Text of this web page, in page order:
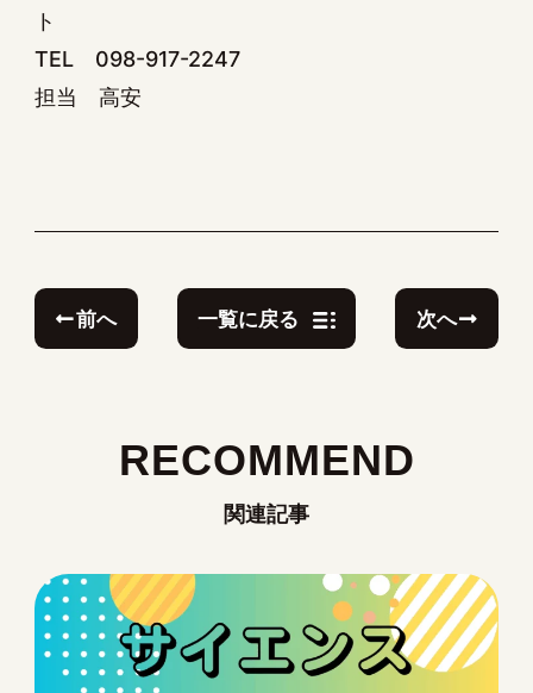
ト
TEL 098-917-2247
担当 高安
前へ 一覧に戻る 次へ
RECOMMEND
関連記事